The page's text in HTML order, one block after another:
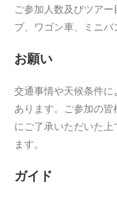
ご参加人数及びツア
プ、ワゴン車、ミニバ
お願い
交通事情や天候条件
あります。ご参加の
にご了承いただいた
ます。
ガイド